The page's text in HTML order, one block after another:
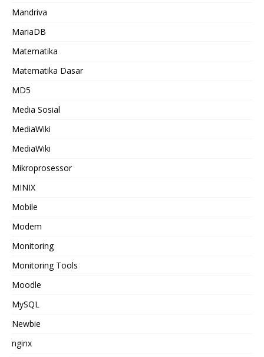
Mandriva
MariaDB
Matematika
Matematika Dasar
MD5
Media Sosial
MediaWiki
MediaWiki
Mikroprosessor
MINIX
Mobile
Modem
Monitoring
Monitoring Tools
Moodle
MySQL
Newbie
nginx